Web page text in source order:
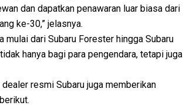
dan dapatkan penawaran luar biasa dari
ke-30,” jelasnya.
dari Subaru Forester hingga Subaru
hanya bagi para pengendara, tetapi juga
resmi Subaru juga memberikan